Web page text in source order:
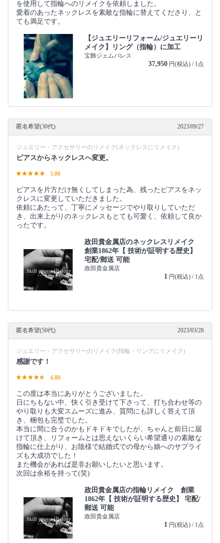
を使用して指輪へのリメイクを依頼しました。
愛着のあったネックレスを素敵な指輪に替えてくださり、と
ても満足です。
【ジュエリーリフォーム/ジュエリーリ
メイク】リング（指輪）に加工
宝飾ジェムパレス
37,950 円(税込) / 1点
匿名希望(30代) 2023/09/27
ジュエリー・アクセサリーのリメイク(ネックレスにリメイク)
ピアスからネックレスへ変更。
5.00
ピアスを片方だけ無くしてしまった為、残ったピアスをネッ
クレスに変更していただきました。
依頼にあたって、丁寧にメッセージでやり取りしていただ
き、出来上がりのネックレスもとても可愛く、依頼して良か
ったです。
政田貴金属店のネックレスリメイク
創業1862年【 技術が証明する歴史】
宅配/郵送 可能
政田貴金属店
1 円(税込) / 1点
匿名希望(50代) 2023/03/28
ジュエリー・アクセサリーのリメイク(指輪・リングにリメイク)
感謝です！
4.80
この度は本当にありがとうございました。
日にちもない中、快く引き受けて下さって、打ち合わせ等の
やり取りも大変スムーズに進み、質問にも詳しく答えて頂
き、梱包も完璧でした。
本当に間に合うのかもドキドキでしたが、ちゃんと前日に届
けて頂き、リフォームとは思えないくらい希望通りの素敵な
指輪に仕上がり、お陰様で結婚式での母から娘へのサプライ
ズも大成功でした！
また機会があれば是非お願いしたいと思います。
次回は余裕を持って(笑)
政田貴金属店の指輪リメイク 創業
1862年【 技術が証明する歴史】 宅配/
郵送 可能
政田貴金属店
1 円(税込) / 1点